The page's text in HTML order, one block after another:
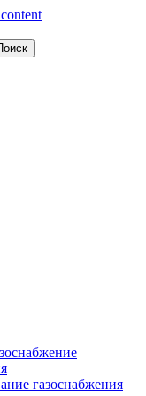
газоснабжения